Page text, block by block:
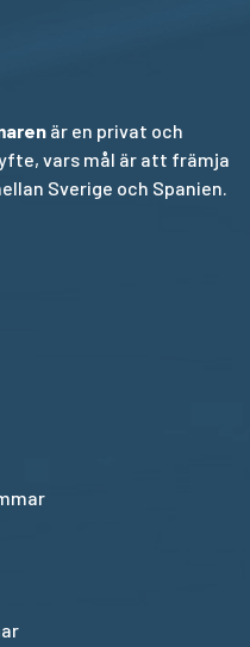
är en privat och
vars mål är att främja
Sverige och Spanien.